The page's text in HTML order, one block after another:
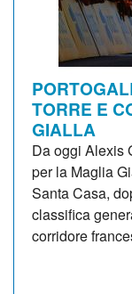
TORRE E
GIALLA
Da oggi Alexis
per la Maglia
Santa Casa,
classifica
corridore